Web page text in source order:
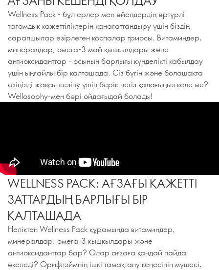
Wellness Pack - бұл ерлер мен әйелдердің әртүрлі
тағамдық қажеттіліктерін қанағаттандыру үшін біздің
сарапшылар әзірлеген қоспалар триосы. Витаминдер,
минералдар, омега-3 май қышқылдары және
антиоксиданттар - осының барлығы күнделікті қабылдау
үшін ыңғайлы бір қалташада. Сіз бүгін және болашақта
өзіңізді жақсы сезіну үшін берік негіз қалағыңыз келе ме?
Wellosophy-мен бәрі ойдағыдай болады!
WELLNESS PACK: АҒЗАҒЫ ҚАЖЕТТІ
ЗАТТАРДЫҢ БАРЛЫҒЫ БІР
ҚАЛТАШАДА
Неліктен Wellness Pack құрамында витаминдер,
минералдар, омега-3 қышқылдары және
антиоксиданттар бар? Олар ағзаға қандай пайда
әкеледі? Орифлэймнің ішкі тамақтану кеңесінің мүшесі,